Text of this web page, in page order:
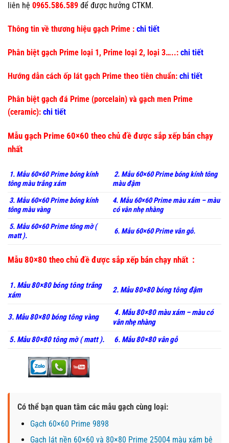
liên hệ 0965.586.589 để được hưởng CTKM.
Thông tin về thương hiệu gạch Prime : chi tiết
Phân biệt gạch Prime loại 1, Prime loại 2, loại 3…..: chi tiết
Hướng dẫn cách ốp lát gạch Prime theo tiên chuẩn: chi tiết
Phân biệt gạch đá Prime (porcelain) và gạch men Prime
(ceramic): chi tiết
Mẫu gạch Prime 60×60 theo chủ đề được sắp xếp bán chạy
nhất
1. Mẫu 60×60 Prime bóng kính
tông màu trắng xám
2. Mẫu 60×60 Prime bóng kính tông
màu đậm
3. Mẫu 60×60 Prime bóng kính
tông màu vàng
4. Mẫu 60×60 Prime màu xám – màu
có vân nhẹ nhàng
5. Mẫu 60×60 Prime tông mờ (
matt ).
6. Mẫu 60×60 Prime vân gỗ.
Mẫu 80×80 theo chủ đề được sắp xếp bán chạy nhất :
1. Mẫu 80×80 bóng tông trắng
xám
2. Mẫu 80×80 bóng tông đậm
3. Mẫu 80×80 bóng tông vàng
4. Mẫu 80×80 màu xám – màu có
vân nhẹ nhàng
5. Mẫu 80×80 tông mờ ( matt ).
6. Mẫu 80×80 vân gỗ
Có thể bạn quan tâm các mẫu gạch cùng loại:
Gạch 60×60 Prime 9898
Gạch lát nền 60×60 và 80×80 Prime 25004 màu xám bê